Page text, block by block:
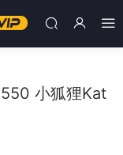
小狐狸Kat